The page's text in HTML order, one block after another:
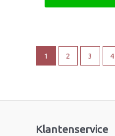
1 2 3 4
Klantenservice